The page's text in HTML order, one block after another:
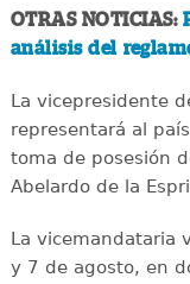
OTRAS NOTICIAS:
análisis del
La vicepresidente
representará al
toma de posesión
Abelardo de la
La vicemandataria
y 7 de agosto, en